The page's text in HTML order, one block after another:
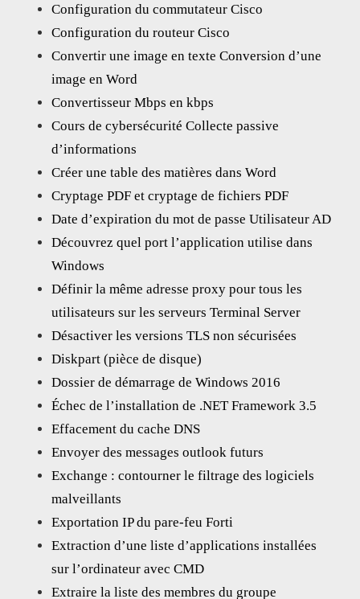
Configuration du commutateur Cisco
Configuration du routeur Cisco
Convertir une image en texte Conversion d’une
image en Word
Convertisseur Mbps en kbps
Cours de cybersécurité Collecte passive
d’informations
Créer une table des matières dans Word
Cryptage PDF et cryptage de fichiers PDF
Date d’expiration du mot de passe Utilisateur AD
Découvrez quel port l’application utilise dans
Windows
Définir la même adresse proxy pour tous les
utilisateurs sur les serveurs Terminal Server
Désactiver les versions TLS non sécurisées
Diskpart (pièce de disque)
Dossier de démarrage de Windows 2016
Échec de l’installation de .NET Framework 3.5
Effacement du cache DNS
Envoyer des messages outlook futurs
Exchange : contourner le filtrage des logiciels
malveillants
Exportation IP du pare-feu Forti
Extraction d’une liste d’applications installées
sur l’ordinateur avec CMD
Extraire la liste des membres du groupe